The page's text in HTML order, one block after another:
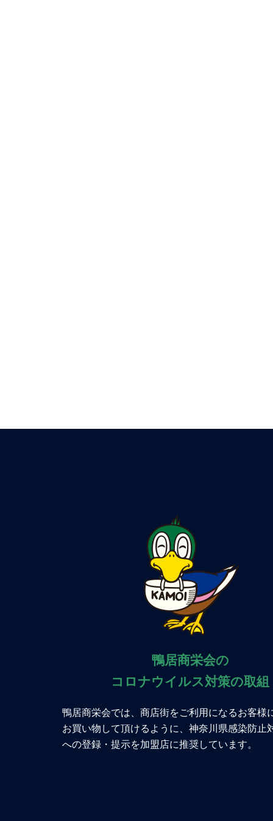
鴨居商栄会の
コロナウイルス対策の取組
鴨居商栄会では、商店街をご利用になるお客様
お買い物して頂けるように、神奈川県感染防止
への登録・提示を加盟店に推奨しています。